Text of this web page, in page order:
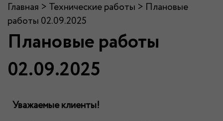
Главная > Технические работы > Плановые
работы 02.09.2025
Плановые работы
02.09.2025
Уважаемые клиенты!